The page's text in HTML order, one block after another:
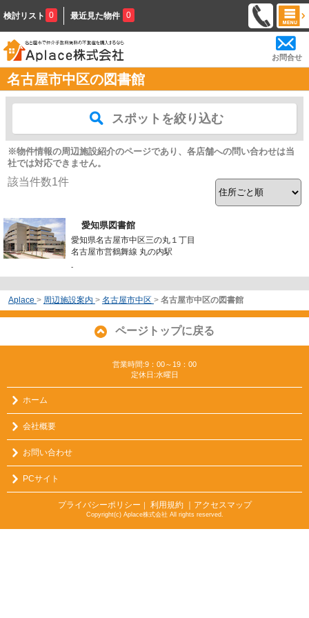
検討リスト 0 最近見た物件 0
お問合せ
名古屋市中区の図書館
スポットを絞り込む
※物件情報の周辺施設紹介のページであり、各店舗への問い合わせは当
社では対応できません。
該当件数1件
愛知県図書館
愛知県名古屋市中区三の丸１丁目
名古屋市営鶴舞線 丸の内駅
-
Aplace > 周辺施設案内 > 名古屋市中区 > 名古屋市中区の図書館
ページトップに戻る
営業時間:9：00～19：00
定休日:水曜日
ホーム
会社概要
お問い合わせ
PCサイト
プライバシーポリシー ｜ 利用規約 ｜アクセスマップ
Copyright(c) Aplace株式会社 All rights reserved.